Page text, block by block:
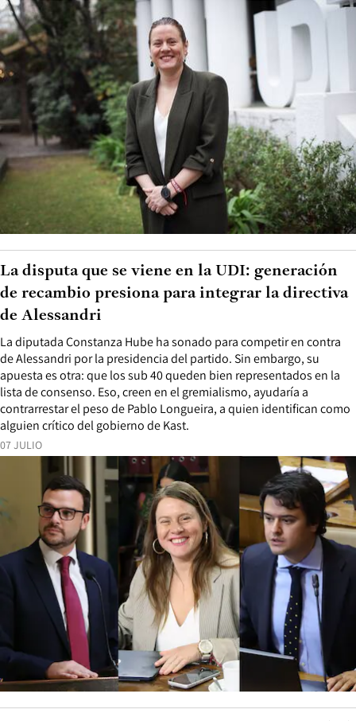
07 JULIO
La diputada Constanza Hube ha sonado para competir en contra
de Alessandri por la presidencia del partido. Sin embargo, su
apuesta es otra: que los sub 40 queden bien representados en la
lista de consenso. Eso, creen en el gremialismo, ayudaría a
contrarrestar el peso de Pablo Longueira, a quien identifican como
alguien crítico del gobierno de Kast.
La disputa que se viene en la UDI: generación
de recambio presiona para integrar la directiva
de Alessandri